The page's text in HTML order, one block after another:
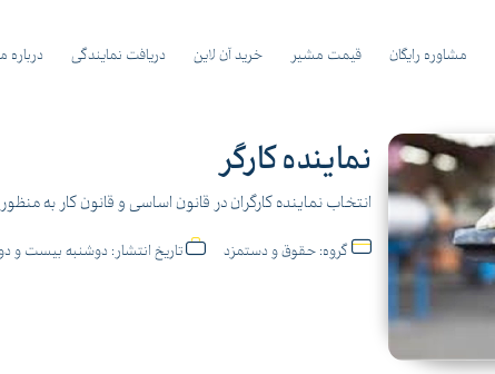
مشاوره رایگان قیمت مشیر خرید آن لاین دریافت نمایندگی درباره
نماینده کارگر
انتخاب نماینده کارگران در قانون اساسی و قانون کار به منظور حفظ
گروه: حقوق و دستمزد تاریخ انتشار: دوشنبه بیست و دوم